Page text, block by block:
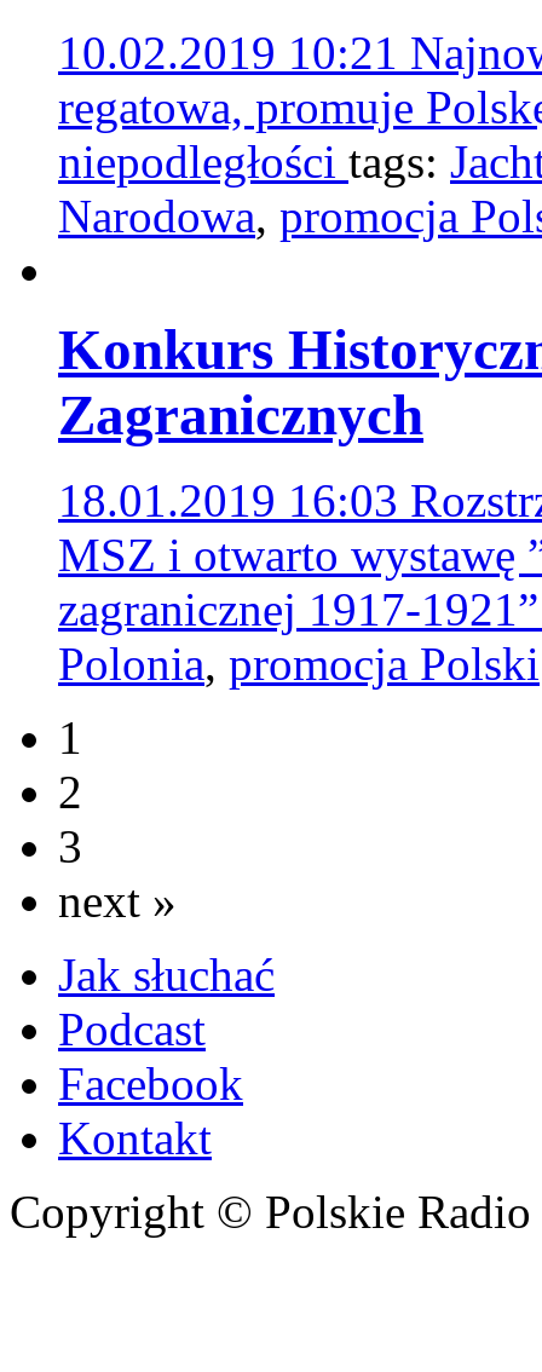
10.02.2019 10:21
regatowa, promuje
niepodległości tags:
Narodowa, promocja
Konkurs
Zagranicznych
18.01.2019 16:03
MSZ i otwarto wystawę
zagranicznej 1917-
Polonia, promocja Polski
1
2
3
next »
Jak słuchać
Podcast
Facebook
Kontakt
Copyright © Polskie